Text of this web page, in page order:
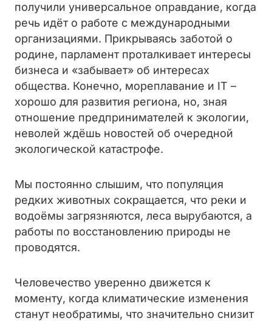
получили универсальное оправдание, когда
речь идёт о работе с международными
организациями. Прикрываясь заботой о
родине, парламент проталкивает интересы
бизнеса и «забывает» об интересах
общества. Конечно, мореплавание и IT –
хорошо для развития региона, но, зная
отношение предпринимателей к экологии,
неволей ждёшь новостей об очередной
экологической катастрофе.
Мы постоянно слышим, что популяция
редких животных сокращается, что реки и
водоёмы загрязняются, леса вырубаются, а
работы по восстановлению природы не
проводятся.
Человечество уверенно движется к
моменту, когда климатические изменения
станут необратимы, что значительно снизит